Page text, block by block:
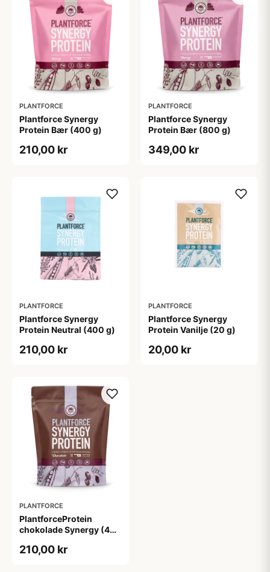
PLANTFORCE
Plantforce Synergy
Protein Bær (400 g)
210,00 kr
PLANTFORCE
Plantforce Synergy
Protein Bær (800 g)
349,00 kr
PLANTFORCE
Plantforce Synergy
Protein Neutral (400 g)
210,00 kr
PLANTFORCE
Plantforce Synergy
Protein Vanilje (20 g)
20,00 kr
PLANTFORCE
PlantforceProtein
chokolade Synergy (400
210,00 kr